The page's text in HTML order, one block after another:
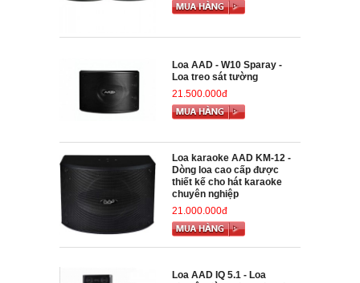
Loa AAD - W10 Sparay -
Loa treo sát tường
21.500.000đ
Loa karaoke AAD KM-12 -
Dòng loa cao cấp được
thiết kế cho hát karaoke
chuyên nghiệp
21.000.000đ
Loa AAD IQ 5.1 - Loa